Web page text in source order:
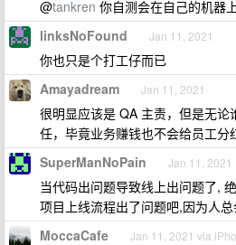
@tankren 你自测会在自己的机器
linksNoFound Jan 11, 2021
你也只是个打工仔而已
Amayadream Jan 11, 2021
很明显应该是 QA 主责，但是无
任，毕竟业务赚钱也不会给员工分
SuperManNoPain Jan 11, 2021
当代码出问题导致线上出问题了,
项目上线流程出了问题吧,因为人
MoccaCafe Jan 11, 2021 via